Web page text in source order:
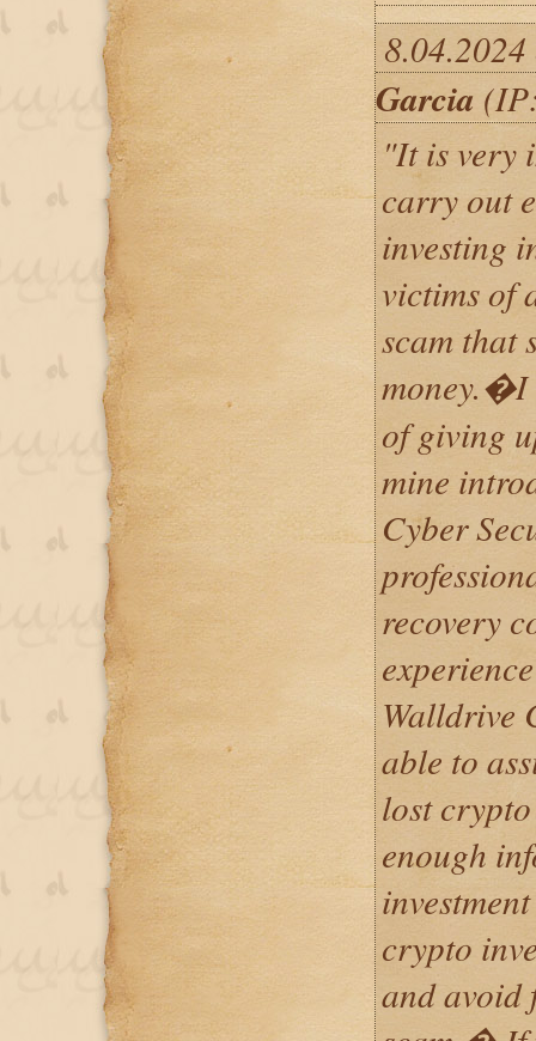
Garcia
"It is very
carry out
investing
victims of
scam that
money.�I
of giving
mine
Cyber
recovery
Walldrive
able to
lost
enough
crypto
and avoid